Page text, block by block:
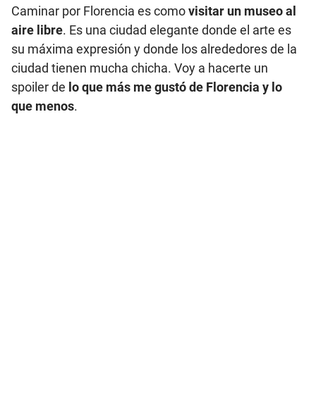
Caminar por Florencia es comovisitar un museo al
aire libre. Es una ciudad elegante donde el arte es
su máxima expresión y donde los alrededores de la
ciudad tienen mucha chicha. Voy a hacerte un
spoiler de lo que más me gustó de Florencia y lo
que menos.